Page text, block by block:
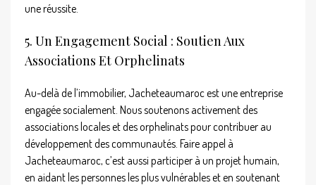
une réussite.
5. Un Engagement Social : Soutien Aux
Associations Et Orphelinats
Au-delà de l’immobilier, Jacheteaumaroc est une entreprise
engagée socialement. Nous soutenons activement des
associations locales et des orphelinats pour contribuer au
développement des communautés. Faire appel à
Jacheteaumaroc, c’est aussi participer à un projet humain,
en aidant les personnes les plus vulnérables et en soutenant